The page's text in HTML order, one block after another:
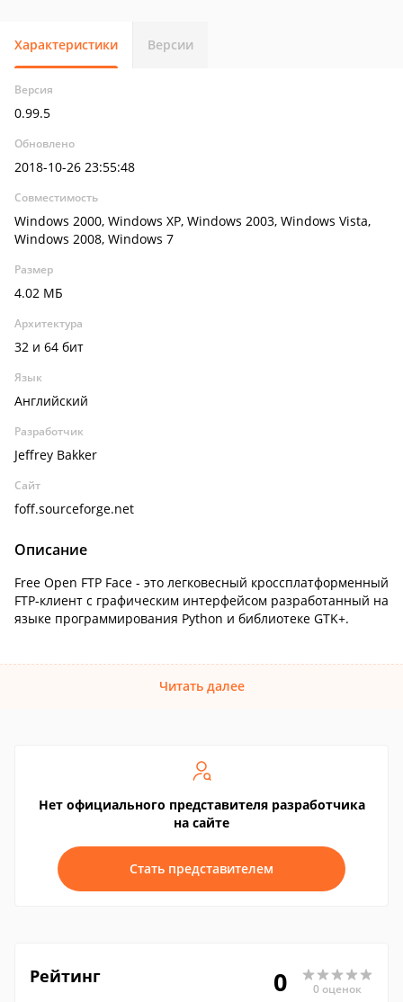
Характеристики Версии
Версия
0.99.5
Обновлено
2018-10-26 23:55:48
Совместимость
Windows 2000, Windows XP, Windows 2003, Windows Vista,
Windows 2008, Windows 7
Размер
4.02 МБ
Архитектура
32 и 64 бит
Язык
Английский
Разработчик
Jeffrey Bakker
Сайт
foff.sourceforge.net
Описание
Free Open FTP Face - это легковесный кроссплатформенный
FTP-клиент с графическим интерфейсом разработанный на
языке программирования Python и библиотеке GTK+.
Читать далее
Нет официального представителя разработчика
на сайте
Стать представителем
Рейтинг 0 0 оценок